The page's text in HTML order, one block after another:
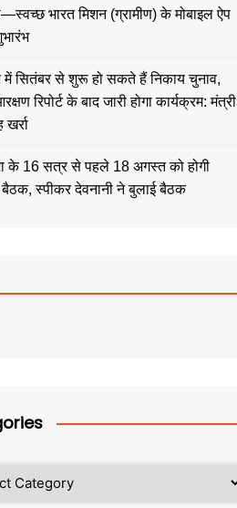
भारत मिशन (ग्रामीण) के मोबाइल ऐप
में सितंबर से शुरू हो सकते हैं निकाय चुनाव,
रिपोर्ट के बाद जारी होगा कार्यक्रम: मंत्री
के 16 सत्र से पहले 18 अगस्त को होगी
बैठक, स्पीकर देवनानी ने बुलाई बैठक